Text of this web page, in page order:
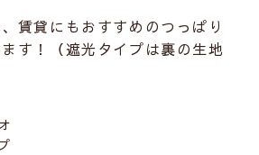
賃貸にもおすすめのつっぱり
す！（遮光タイプは裏の生地